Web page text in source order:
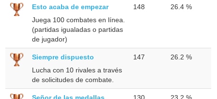
Esto acaba de empezar
Juega 100 combates en línea.
(partidas igualadas o partidas
de jugador)
148 26.4 %
Siempre dispuesto
Lucha con 10 rivales a través
de solicitudes de combate.
147 26.2 %
Señor de las medallas
130 23.2 %